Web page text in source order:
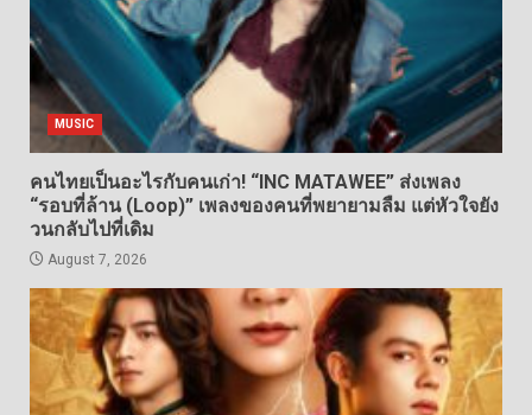
MUSIC
คนไทยเป็นอะไรกับคนเก่า! “INC MATAWEE” ส่งเพลง
“รอบที่ล้าน (Loop)” เพลงของคนที่พยายามลืม แต่หัวใจยัง
วนกลับไปที่เดิม
August 7, 2026